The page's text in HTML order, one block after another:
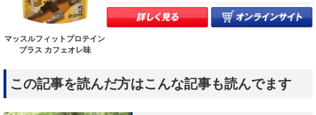
マッスルフィットプロテイン
プラス カフェオレ味
この記事を読んだ方はこんな記事も読んでます